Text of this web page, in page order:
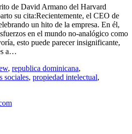
de David Armano del Harvard
su cita:Recientemente, el CEO de
un hito de la empresa. En él,
en el mundo no-analógico como
esto puede parecer insignificante,
a…
, republica dominicana,
sociales, propiedad intelectual,